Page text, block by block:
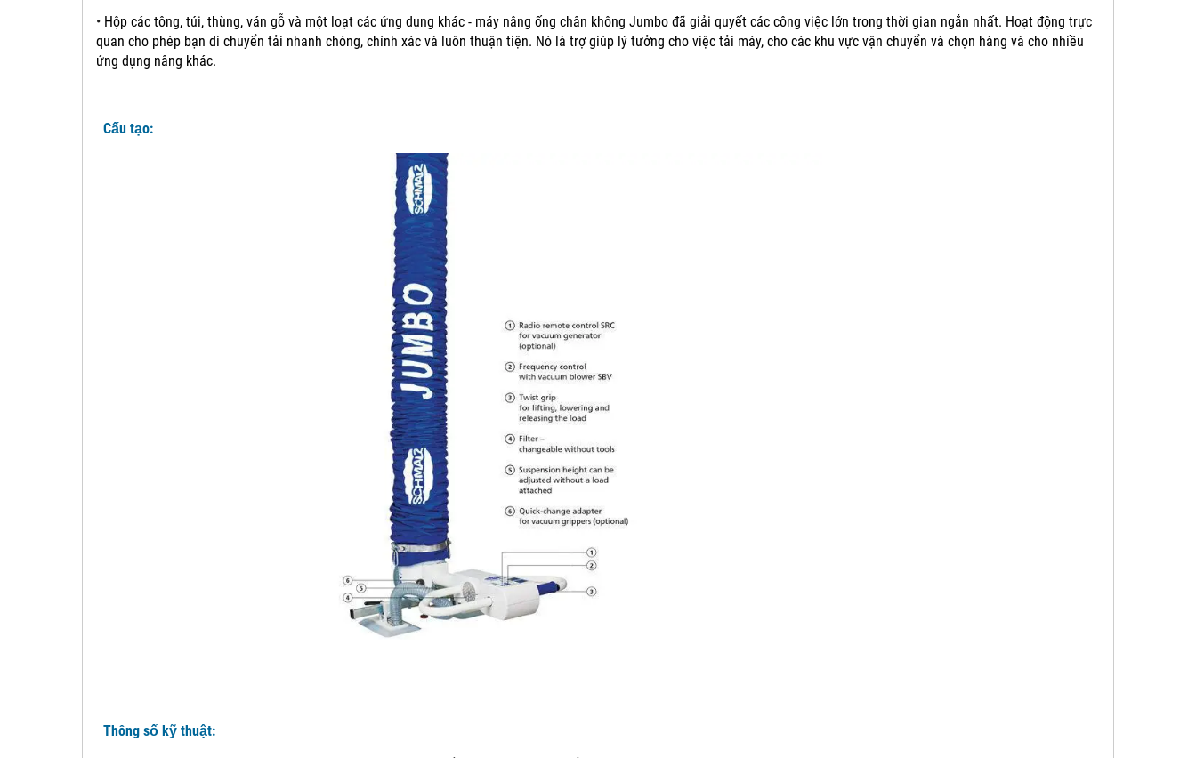
• Hộp các tông, túi, thùng, ván gỗ và một loạt các ứng dụng khác - máy nâng ống chân không Jumbo đã giải quyết các công việc lớn trong thời gian ngắn nhất. Hoạt động trực
quan cho phép bạn di chuyển tải nhanh chóng, chính xác và luôn thuận tiện. Nó là trợ giúp lý tưởng cho việc tải máy, cho các khu vực vận chuyển và chọn hàng và cho nhiều
ứng dụng nâng khác.
Cấu tạo:
Thông số kỹ thuật: